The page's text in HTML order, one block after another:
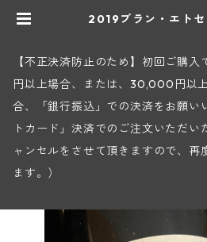
2019ブラン・エトセ
セラー
【不正決済防止のため】初回ご購
円以上場合、または、30,000円以
合、「銀行振込」での決済をお願い
トカード」決済でのご注文いただ
ャンセルをさせて頂きますので、再
ます。）